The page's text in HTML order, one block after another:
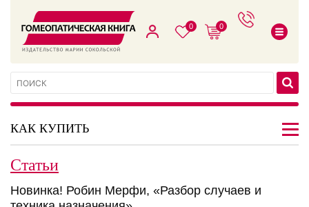
0 0
КАК КУПИТЬ
Статьи
Новинка! Робин Мерфи, «Разбор случаев и